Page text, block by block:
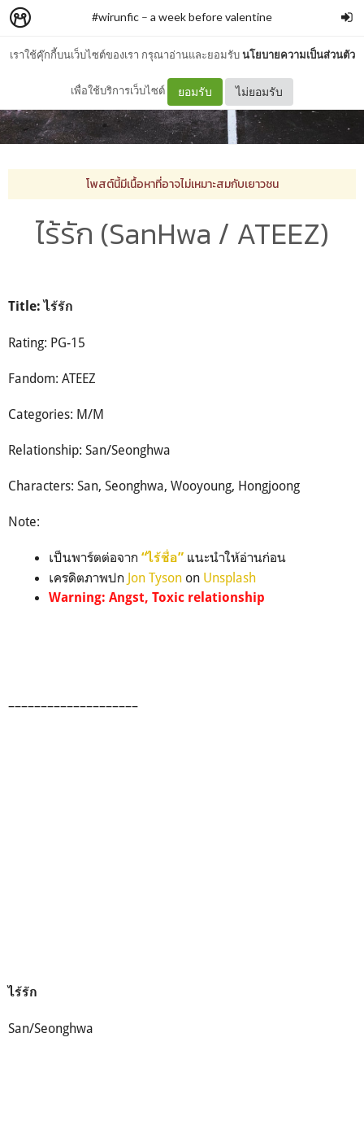
เราใช้คุ๊กกี้บนเว็บไซต์ของเรา กรุณาอ่านและยอมรับนโยบายความเป็นส่วนตัว
เพื่อใช้บริการเว็บไซต์ ยอมรับ ไม่ยอมรับ
#wirunfic – a week before valentine
โพสต์นี้มีเนื้อหาที่อาจไม่เหมาะสมกับเยาวชน
ไร้รัก (SanHwa / ATEEZ)
Title: ไร้รัก
Rating: PG-15
Fandom: ATEEZ
Categories: M/M
Relationship: San/Seonghwa
Characters: San, Seonghwa, Wooyoung, Hongjoong
Note:
เป็นพาร์ตต่อจาก “ไร้ชื่อ” แนะนำให้อ่านก่อน
เครดิตภาพปก Jon Tyson on Unsplash
Warning: Angst, Toxic relationship
––––––––––––––––––––
ไร้รัก
San/Seonghwa